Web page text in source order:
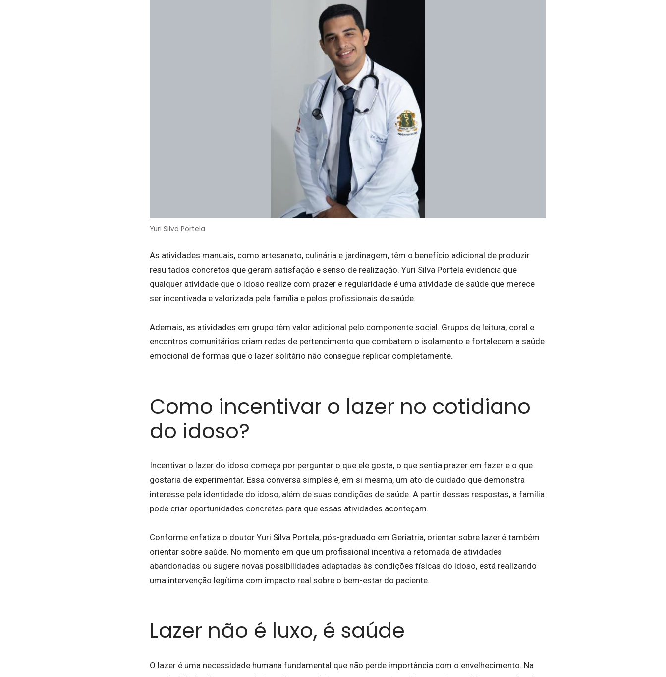
Yuri Silva Portela
As atividades manuais, como artesanato, culinária e jardinagem, têm o benefício adicional de produzir
resultados concretos que geram satisfação e senso de realização. Yuri Silva Portela evidencia que
qualquer atividade que o idoso realize com prazer e regularidade é uma atividade de saúde que merece
ser incentivada e valorizada pela família e pelos profissionais de saúde.
Ademais, as atividades em grupo têm valor adicional pelo componente social. Grupos de leitura, coral e
encontros comunitários criam redes de pertencimento que combatem o isolamento e fortalecem a saúde
emocional de formas que o lazer solitário não consegue replicar completamente.
Como incentivar o lazer no cotidiano
do idoso?
Incentivar o lazer do idoso começa por perguntar o que ele gosta, o que sentia prazer em fazer e o que
gostaria de experimentar. Essa conversa simples é, em si mesma, um ato de cuidado que demonstra
interesse pela identidade do idoso, além de suas condições de saúde. A partir dessas respostas, a família
pode criar oportunidades concretas para que essas atividades aconteçam.
Conforme enfatiza o doutor Yuri Silva Portela, pós-graduado em Geriatria, orientar sobre lazer é também
orientar sobre saúde. No momento em que um profissional incentiva a retomada de atividades
abandonadas ou sugere novas possibilidades adaptadas às condições físicas do idoso, está realizando
uma intervenção legítima com impacto real sobre o bem-estar do paciente.
Lazer não é luxo, é saúde
O lazer é uma necessidade humana fundamental que não perde importância com o envelhecimento. Na